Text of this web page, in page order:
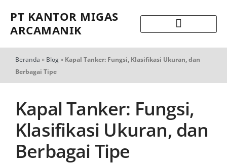
PT KANTOR MIGAS
ARCAMANIK
Beranda » Blog» Kapal Tanker: Fungsi, Klasifikasi Ukuran, dan
Berbagai Tipe
Kapal Tanker: Fungsi,
Klasifikasi Ukuran, dan
Berbagai Tipe